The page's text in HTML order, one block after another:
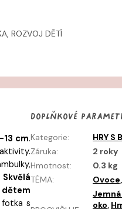
ROZVOJ DĚTÍ
13 cm.
Skvělá
dětem
fotka s
Doplňkové
Kategorie:
HRY S
Záruka:
2 roky
Hmotnost:
0.3 kg
TÉMA:
oko,